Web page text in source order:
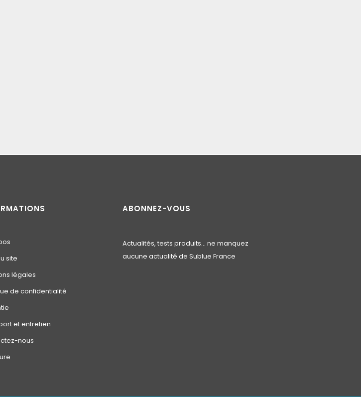
site
légales
de confidentialité
et entretien
nous
ABONNEZ-VOUS
Actualités, tests produits… ne manquez
aucune actualité de Sublue France